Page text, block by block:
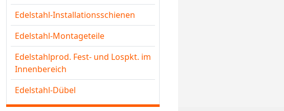
Edelstahl-Installationsschienen
Edelstahl-Montageteile
Edelstahlprod. Fest- und Lospkt. im
Innenbereich
Edelstahl-Dübel